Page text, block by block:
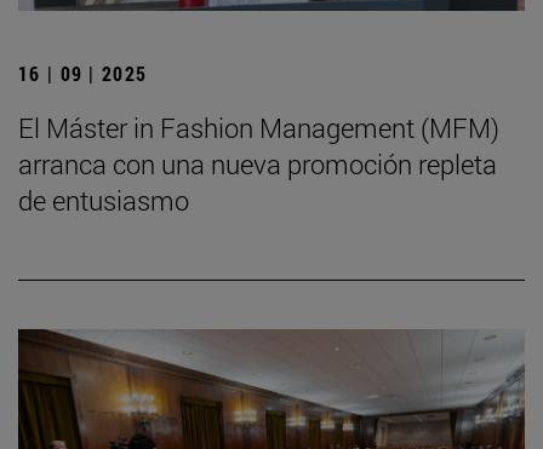
16 | 09 | 2025
El Máster in Fashion Management (MFM)
arranca con una nueva promoción repleta
de entusiasmo